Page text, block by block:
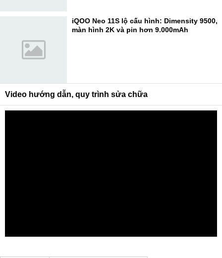
iQOO Neo 11S lộ cấu hình: Dimensity 9500,
màn hình 2K và pin hơn 9.000mAh
Video hướng dẫn, quy trình sửa chữa